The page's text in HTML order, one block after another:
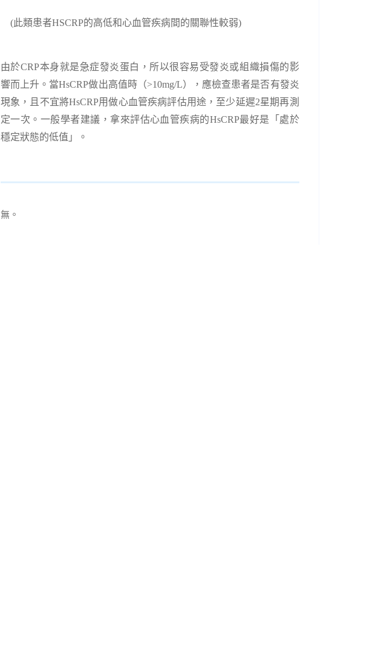
(此類患者HSCRP的高低和心血管疾病間的關聯性較弱)
由於CRP本身就是急症發炎蛋白，所以很容易受發炎或組織損傷的影
響而上升。當HsCRP做出高值時（>10mg/L）
，應檢查患者是否有發炎
現象，且不宜將HsCRP用做心血管疾病評估用途，至少延遲2星期再測
定一次。一般學者建議，拿來評估心血管疾病的HsCRP最好是「處於
穩定狀態的低值」。
無。